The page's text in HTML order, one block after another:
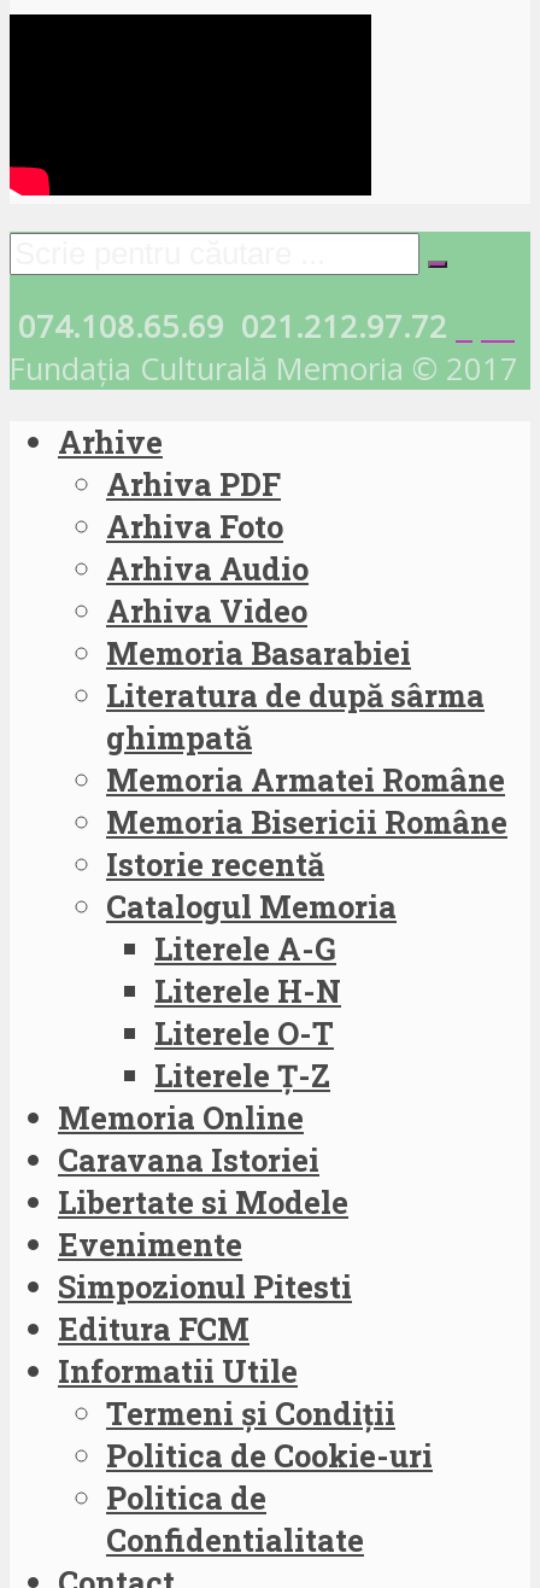
074.108.65.69 021.212.97.72
Fundația Culturală Memoria © 2017
Arhive
Arhiva PDF
Arhiva Foto
Arhiva Audio
Arhiva Video
Memoria Basarabiei
Literatura de după sârma
ghimpată
Memoria Armatei Române
Memoria Bisericii Române
Istorie recentă
Catalogul Memoria
Literele A-G
Literele H-N
Literele O-T
Literele Ț-Z
Memoria Online
Caravana Istoriei
Libertate si Modele
Evenimente
Simpozionul Pitesti
Editura FCM
Informatii Utile
Termeni și Condiții
Politica de Cookie-uri
Politica de
Confidentialitate